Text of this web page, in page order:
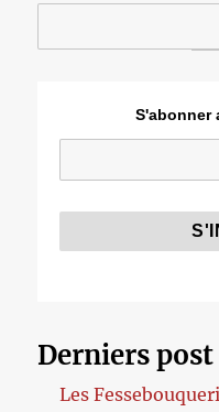
S'abonner
Derniers post
Les